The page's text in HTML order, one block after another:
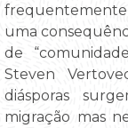
uma
de
Steven
diásporas
migração mas